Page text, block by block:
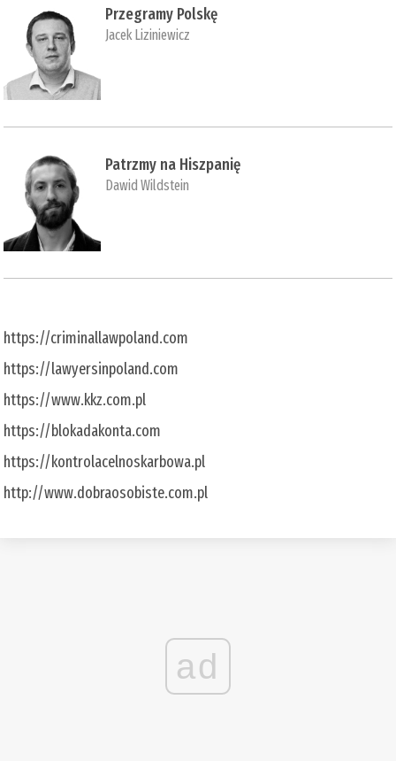
Przegramy Polskę
Jacek Liziniewicz
Patrzmy na Hiszpanię
Dawid Wildstein
https://criminallawpoland.com
https://lawyersinpoland.com
https://www.kkz.com.pl
https://blokadakonta.com
https://kontrolacelnoskarbowa.pl
http://www.dobraosobiste.com.pl
ad